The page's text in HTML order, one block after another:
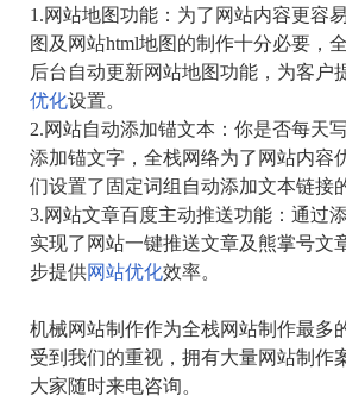
1.网站地图功能： 为了网站内容更容
图及网站html地图的制作十分必要，
后台自动更新网站地图功能，为客户
优化设置。
2.网站自动添加锚文本：你是否每天
添加锚文字，全栈网络为了网站内容
们设置了固定词组自动添加文本链接
3.网站文章百度主动推送功能：通过
实现了网站一键推送文章及熊掌号文
步提供网站优化效率。
机械网站制作作为全栈网站制作最多
受到我们的重视，拥有大量网站制作
大家随时来电咨询。